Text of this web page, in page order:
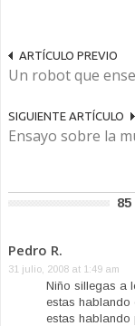
ARTÍCULO PREVIO
Un robot que
SIGUIENTE ARTÍCULO
Ensayo sobre la
Pedro R.
31 julio, 2008 at 1:49 am
Niño sillegas a
estas hablando
estas hablando